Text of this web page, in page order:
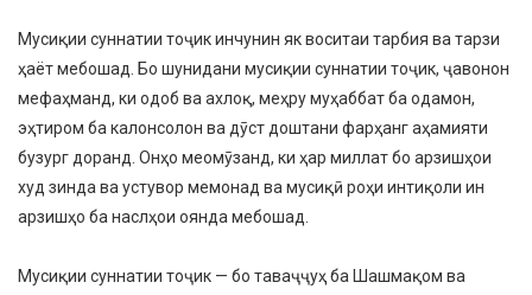
Мусиқии суннатии тоҷик инчунин як воситаи тарбия ва тарзи
ҳаёт мебошад. Бо шунидани мусиқии суннатии тоҷик, ҷавонон
мефаҳманд, ки одоб ва ахлоқ, меҳру муҳаббат ба одамон,
эҳтиром ба калонсолон ва дӯст доштани фарҳанг аҳамияти
бузург доранд. Онҳо меомӯзанд, ки ҳар миллат бо арзишҳои
худ зинда ва устувор мемонад ва мусиқӣ роҳи интиқоли ин
арзишҳо ба наслҳои оянда мебошад.
Мусиқии суннатии тоҷик — бо таваҷҷуҳ ба Шашмақом ва